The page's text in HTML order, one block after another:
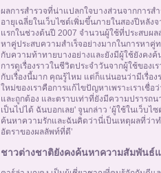
ผลการสำรวจที่น่าแปลกใจบางส่วนจากการส
อายุเฉลี่ยในเว็บไซต์เพิ่มขึ้นภายในสองปีหลัง
แรกในช่วงต้นปี 2007 จำนวนผู้ใช้ที่ประสบผ
หาคู่ประสบความสำเร็จอย่างมากในการหาคู่
กับความท้าทายบางอย่างและยังมีผู้ใช้ยังคง
การดูเรื่องราวในชีวิตประจำวันจากผู้ใช้ของ
กับเรื่องนี้มาก คุณรู้ไหม แต่ก็แน่นอนว่ามีเรื่อ
ใหม่ของเราคือการแก้ไขปัญหาเพราะเราเชื่อ
และถูกต้อง และตราบเท่าที่ยังมีความปรารถ
เป็นไปได้ ฉันบอกเลย' จูนกล่าว ‘ผู้ใช้ในเว็บ
ค้นหาความรักและฉันคิดว่านี่เป็นเหตุผลที่ว่า
อัตราของผลลัพท์ที่ดี’
ชาวต่างชาติยังคงค้นหาความสัมพันธ์